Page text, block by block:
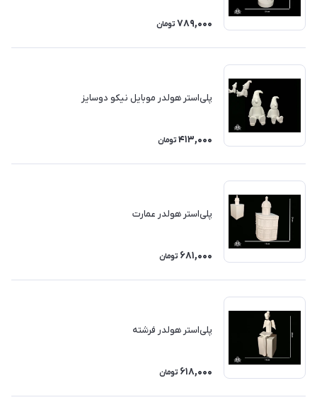
789,000 تومان
پلی‌استر هولدر موبایل نیکو دوسایز
413,000 تومان
پلی‌استر هولدر عمارت
681,000 تومان
پلی‌استر هولدر فرشته
618,000 تومان